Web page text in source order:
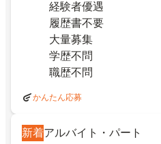
経験者優遇
履歴書不要
大量募集
学歴不問
職歴不問
かんたん応募
新着アルバイト・パート